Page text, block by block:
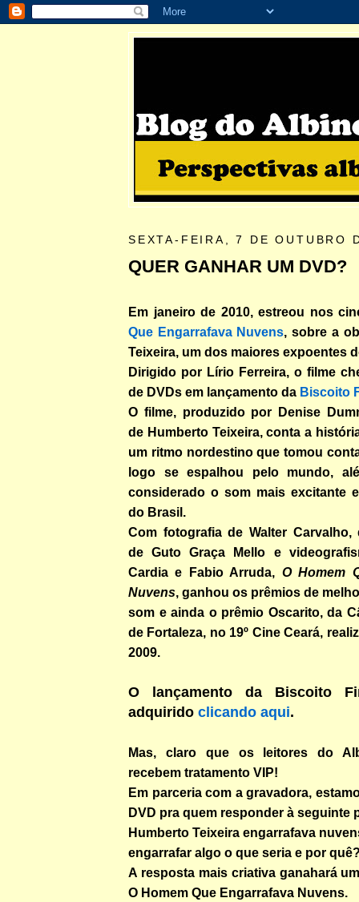
SEXTA-FEIRA, 7 DE OUTUBRO
QUER GANHAR UM DVD?
Em janeiro de 2010, estreou nos
Que Engarrafava Nuvens, sobre a
Teixeira, um dos maiores expoentes
Dirigido por Lírio Ferreira, o filme
de DVDs em lançamento da Biscoito
O filme, produzido por Denise
de Humberto Teixeira, conta a
um ritmo nordestino que tomou
logo se espalhou pelo mundo,
considerado o som mais excitante
do Brasil.
Com fotografia de Walter Carvalho,
de Guto Graça Mello e
Cardia e Fabio Arruda, O Homem
Nuvens, ganhou os prêmios de
som e ainda o prêmio Oscarito, da
de Fortaleza, no 19º Cine Ceará,
2009.
O lançamento da Biscoito
adquirido clicando aqui.
Mas, claro que os leitores do
recebem tratamento VIP!
Em parceria com a gravadora,
DVD pra quem responder à seguinte
Humberto Teixeira engarrafava
engarrafar algo o que seria e por
A resposta mais criativa ganahará
O Homem Que Engarrafava Nuvens.